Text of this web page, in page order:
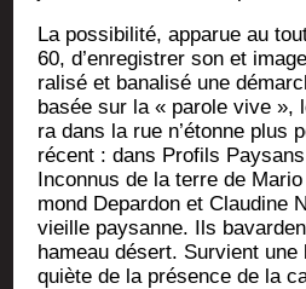
La pos­si­bi­li­té, appa­rue au
60, d’en­re­gis­trer son et
ra­li­sé et bana­li­sé une
basée sur la « parole vive
ra dans la rue n’étonne plus
récent : dans Pro­fils
Incon­nus de la terre de
mond Depar­don et Clau­dine
vieille pay­sanne. Ils
hameau désert. Sur­vient
quiète de la pré­sence de la